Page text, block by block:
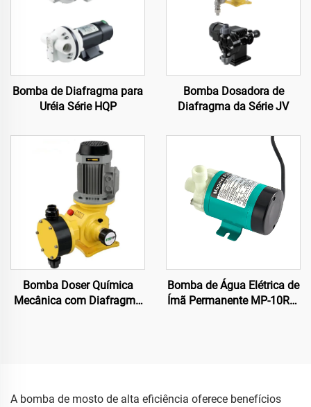
Bomba de Diafragma para
Uréia Série HQP
Bomba Dosadora de
Diafragma da Série JV
Bomba Doser Química
Mecânica com Diafragma
Bomba de Água Elétrica de
Ímã Permanente MP-10RM
OEM
A bomba de mosto de alta eficiência oferece benefícios